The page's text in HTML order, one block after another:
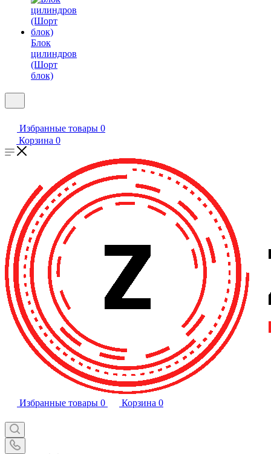
Блок
цилиндров
(Шорт
блок)
Избранные товары 0
Корзина 0
Избранные товары 0 Корзина 0